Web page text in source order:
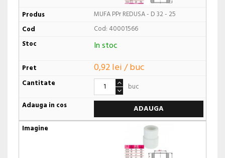
MUFA PPr REDUSA - D 32 - 25
Cod: 40001566
In stoc
0,92 lei / buc
buc
ADAUGA